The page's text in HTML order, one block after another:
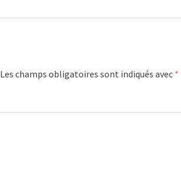
Les champs obligatoires sont indiqués avec *